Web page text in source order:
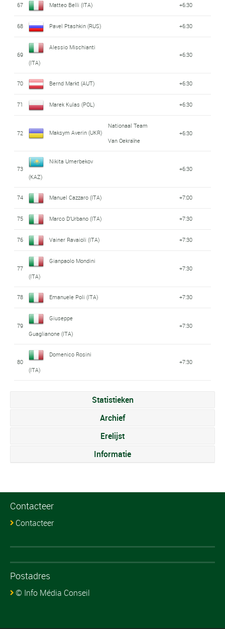
67 Matteo Belli (ITA) +6:30
68 Pavel Ptashkin (RUS) +6:30
69
Alessio Mischianti
(ITA)
+6:30
70 Bernd Markt (AUT) +6:30
71 Marek Kulas (POL) +6:30
72 Maksym Averin (UKR)
Nationaal Team
Van Oekraïne
+6:30
73
Nikita Umerbekov
(KAZ)
+6:30
74 Manuel Cazzaro (ITA) +7:00
75 Marco D'Urbano (ITA) +7:30
76 Vainer Ravaioli (ITA) +7:30
77
Gianpaolo Mondini
(ITA)
+7:30
78 Emanuele Poli (ITA) +7:30
79
Giuseppe
Guaglianone (ITA)
+7:30
80
Domenico Rosini
(ITA)
+7:30
Statistieken
Archief
Erelijst
Informatie
Contacteer
Contacteer
Postadres
© Info Média Conseil